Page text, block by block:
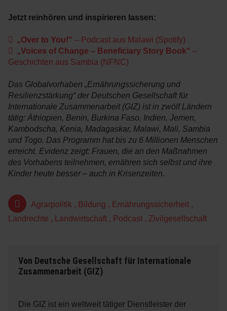
Von Deutsche Gesellschaft für Internationale
Zusammenarbeit (GIZ)
Die GIZ ist ein weltweit tätiger Dienstleister der
Jetzt reinhören und inspirieren lassen:
„Over to You!“ – Podcast aus Malawi (Spotify)
„Voices of Change – Beneficiary Story Book“ –
Geschichten aus Sambia (NFNC)
Das Globalvorhaben „Ernährungssicherung und
Resilienzstärkung“ der Deutschen Gesellschaft für
Internationale Zusammenarbeit (GIZ) ist in zwölf Ländern
tätig: Äthiopien, Benin, Burkina Faso, Indien, Jemen,
Kambodscha, Kenia, Madagaskar, Malawi, Mali, Sambia
und Togo. Das Programm hat bis zu 6 Millionen Menschen
erreicht. Evidenz zeigt: Frauen, die an den Maßnahmen
des Vorhabens teilnehmen, ernähren sich selbst und ihre
Kinder heute besser – auch in Krisenzeiten.
Agrarpolitik , Bildung , Ernährungssicherheit ,
Landrechte , Landwirtschaft , Podcast , Zivilgesellschaft